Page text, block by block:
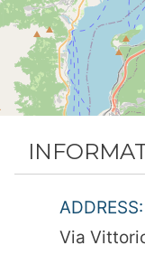
ADDRESS:
Via